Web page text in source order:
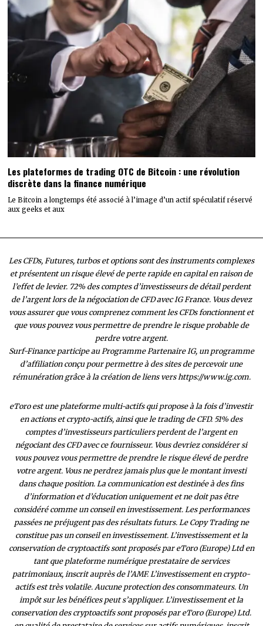
Les plateformes de trading OTC de Bitcoin : une révolution
discrète dans la finance numérique
Le Bitcoin a longtemps été associé à l’image d’un actif spéculatif réservé
aux geeks et aux
Les CFDs, Futures, turbos et options sont des instruments complexes
et présentent un risque élevé de perte rapide en capital en raison de
l’effet de levier. 72% des comptes d’investisseurs de détail perdent
de l’argent lors de la négociation de CFD avec IG France. Vous devez
vous assurer que vous comprenez comment les CFDs fonctionnent et
que vous pouvez vous permettre de prendre le risque probable de
perdre votre argent.
Surf-Finance participe au Programme Partenaire IG, un programme
d’affiliation conçu pour permettre à des sites de percevoir une
rémunération grâce à la création de liens vers https://www.ig.com.
eToro est une plateforme multi-actifs qui propose à la fois d’investir
en actions et crypto-actifs, ainsi que le trading de CFD. 51% des
comptes d’investisseurs particuliers perdent de l’argent en
négociant des CFD avec ce fournisseur. Vous devriez considérer si
vous pouvez vous permettre de prendre le risque élevé de perdre
votre argent. Vous ne perdrez jamais plus que le montant investi
dans chaque position. La communication est destinée à des fins
d’information et d’éducation uniquement et ne doit pas être
considéré comme un conseil en investissement. Les performances
passées ne préjugent pas des résultats futurs. Le Copy Trading ne
constitue pas un conseil en investissement. L’investissement et la
conservation de cryptoactifs sont proposés par eToro (Europe) Ltd en
tant que plateforme numérique prestataire de services
patrimoniaux, inscrit auprès de l’AMF. L’investissement en crypto-
actifs est très volatile. Aucune protection des consommateurs. Un
impôt sur les bénéfices peut s’appliquer. L’investissement et la
conservation des cryptoactifs sont proposés par eToro (Europe) Ltd.